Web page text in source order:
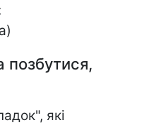
позбутися,
які